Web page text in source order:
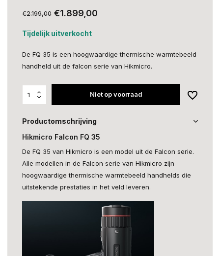
€2.199,00 €1.899,00
Tijdelijk uitverkocht
De FQ 35 is een hoogwaardige thermische warmtebeeld
handheld uit de falcon serie van Hikmicro.
Niet op voorraad
Productomschrijving
Hikmicro Falcon FQ 35
De FQ 35 van Hikmicro is een model uit de Falcon serie.
Alle modellen in de Falcon serie van Hikmicro zijn
hoogwaardige thermische warmtebeeld handhelds die
uitstekende prestaties in het veld leveren.